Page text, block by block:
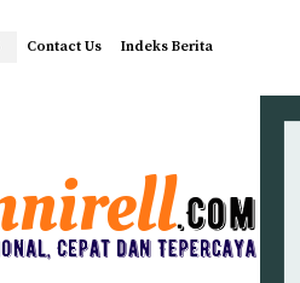
Contact Us Indeks Berita